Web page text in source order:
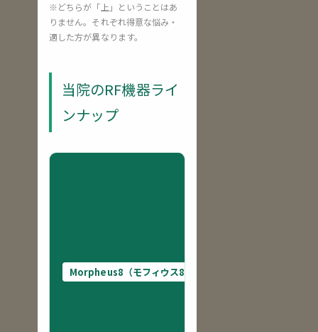
※どちらが「上」ということはあ
りません。それぞれ得意な悩み・
適した方が異なります。
当院のRF機器ライ
ンナップ
Morpheus8（モフィウス8）